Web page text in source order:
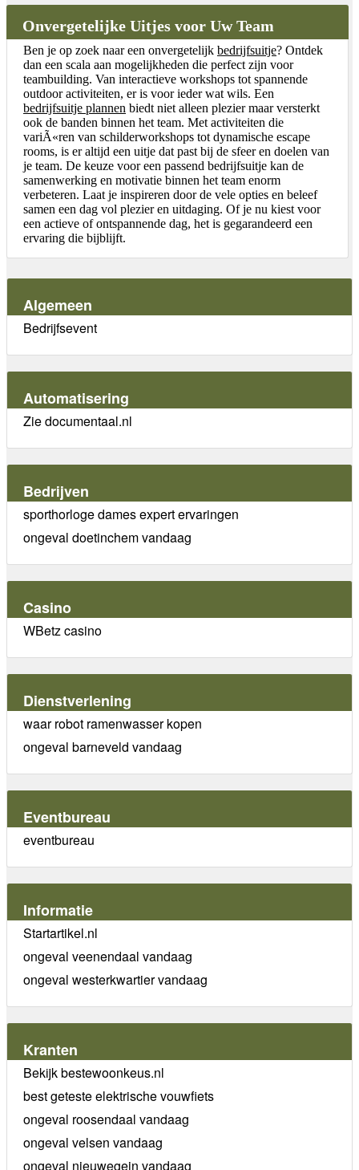
Onvergetelijke Uitjes voor Uw Team
Ben je op zoek naar een onvergetelijk bedrijfsuitje? Ontdek
dan een scala aan mogelijkheden die perfect zijn voor
teambuilding. Van interactieve workshops tot spannende
outdoor activiteiten, er is voor ieder wat wils. Een
bedrijfsuitje plannen biedt niet alleen plezier maar versterkt
ook de banden binnen het team. Met activiteiten die
variÃ«ren van schilderworkshops tot dynamische escape
rooms, is er altijd een uitje dat past bij de sfeer en doelen van
je team. De keuze voor een passend bedrijfsuitje kan de
samenwerking en motivatie binnen het team enorm
verbeteren. Laat je inspireren door de vele opties en beleef
samen een dag vol plezier en uitdaging. Of je nu kiest voor
een actieve of ontspannende dag, het is gegarandeerd een
ervaring die bijblijft.
Algemeen
Bedrijfsevent
Automatisering
Zie documentaal.nl
Bedrijven
sporthorloge dames expert ervaringen
ongeval doetinchem vandaag
Casino
WBetz casino
Dienstverlening
waar robot ramenwasser kopen
ongeval barneveld vandaag
Eventbureau
eventbureau
Informatie
Startartikel.nl
ongeval veenendaal vandaag
ongeval westerkwartier vandaag
Kranten
Bekijk bestewoonkeus.nl
best geteste elektrische vouwfiets
ongeval roosendaal vandaag
ongeval velsen vandaag
ongeval nieuwegein vandaag